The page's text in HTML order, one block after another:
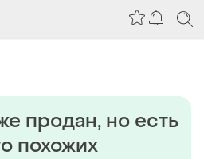
продан, но есть
похожих